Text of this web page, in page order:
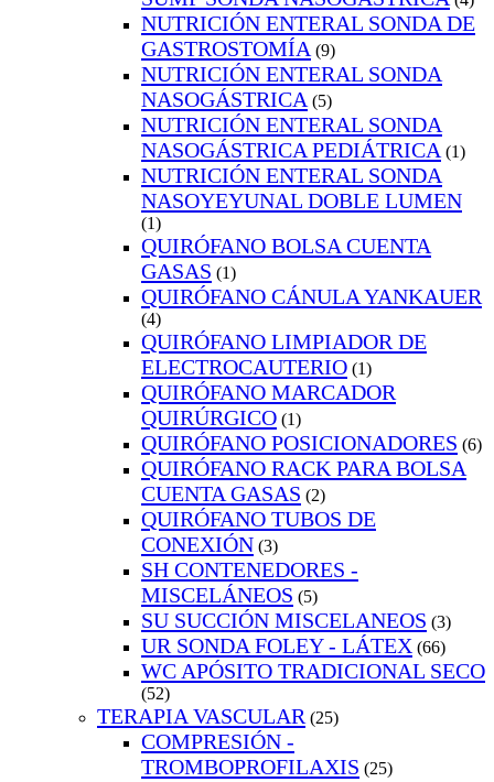
NUTRICIÓN ENTERAL SONDA DE
GASTROSTOMÍA (9)
NUTRICIÓN ENTERAL SONDA
NASOGÁSTRICA (5)
NUTRICIÓN ENTERAL SONDA
NASOGÁSTRICA PEDIÁTRICA (1)
NUTRICIÓN ENTERAL SONDA
NASOYEYUNAL DOBLE LUMEN
(1)
QUIRÓFANO BOLSA CUENTA
GASAS (1)
QUIRÓFANO CÁNULA YANKAUER
(4)
QUIRÓFANO LIMPIADOR DE
ELECTROCAUTERIO (1)
QUIRÓFANO MARCADOR
QUIRÚRGICO (1)
QUIRÓFANO POSICIONADORES (6)
QUIRÓFANO RACK PARA BOLSA
CUENTA GASAS (2)
QUIRÓFANO TUBOS DE
CONEXIÓN (3)
SH CONTENEDORES -
MISCELÁNEOS (5)
SU SUCCIÓN MISCELANEOS (3)
UR SONDA FOLEY - LÁTEX (66)
WC APÓSITO TRADICIONAL SECO
(52)
TERAPIA VASCULAR (25)
COMPRESIÓN -
TROMBOPROFILAXIS (25)